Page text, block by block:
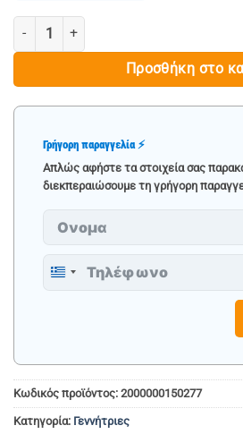
ΓΕΝΝΗΤΡΙΑ INVERTER ΒΕΝΖΙΝΗΣ
Προσθήκη στο
Γρήγορη παραγγελία ⚡
Απλώς αφήστε τα στοιχεία σας
διεκπεραιώσουμε τη γρήγορη
Greece
Κωδικός προϊόντος: 2000000150277
Κατηγορία: Γεννήτριες